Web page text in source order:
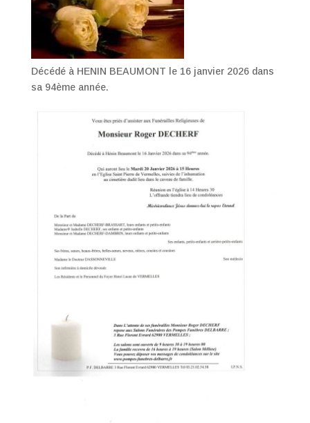
Décédé à HENIN BEAUMONT le 16 janvier 2026 dans
sa 94ème année.